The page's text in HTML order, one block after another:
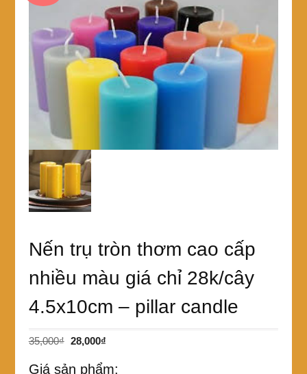
Nến trụ tròn thơm cao cấp
nhiều màu giá chỉ 28k/cây
4.5x10cm – pillar candle
35,000₫ Giá
là:
28,000₫
tại
Giá sản phẩm: